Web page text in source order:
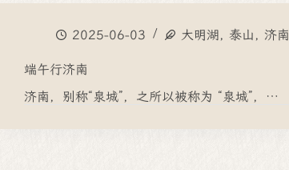
2025-06-03 大明湖, 泰山 , 济南
端午行济南
济南，别称“泉城”，之所以被称为 “泉城”，…